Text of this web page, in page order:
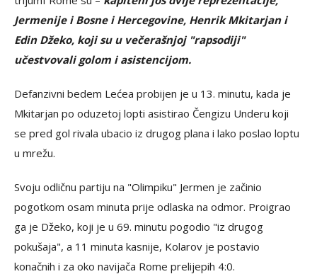
Jermenije i Bosne i Hercegovine, Henrik Mkitarjan i
Edin Džeko, koji su u večerašnjoj "rapsodiji"
učestvovali golom i asistencijom.
Defanzivni bedem Lećea probijen je u 13. minutu, kada je
Mkitarjan po oduzetoj lopti asistirao Čengizu Underu koji
se pred gol rivala ubacio iz drugog plana i lako poslao loptu
u mrežu.
Svoju odličnu partiju na "Olimpiku" Jermen je začinio
pogotkom osam minuta prije odlaska na odmor. Proigrao
ga je Džeko, koji je u 69. minutu pogodio "iz drugog
pokušaja", a 11 minuta kasnije, Kolarov je postavio
konačnih i za oko navijača Rome prelijepih 4:0.